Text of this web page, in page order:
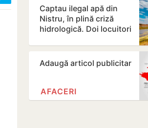
Captau ilegal apă din
Nistru, în plină criză
hidrologică. Doi locuitori
Adaugă articol publicitar
AFACERI